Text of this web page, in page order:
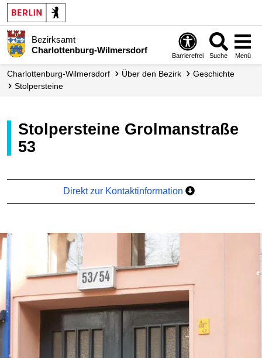
Bezirksamt
Charlottenburg-Wilmersdorf
Barrierefrei Suche Menü
Charlottenburg-Wilmersdorf Über den Bezirk
Geschichte
Stolpersteine
Stolpersteine Grolmanstraße
53
Direkt zur Kontaktinformation